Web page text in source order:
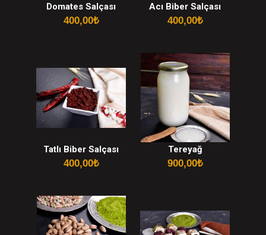
Domates Salçası
400,00₺
Acı Biber Salçası
400,00₺
Tatlı Biber Salçası
400,00₺
Tereyağ
900,00₺